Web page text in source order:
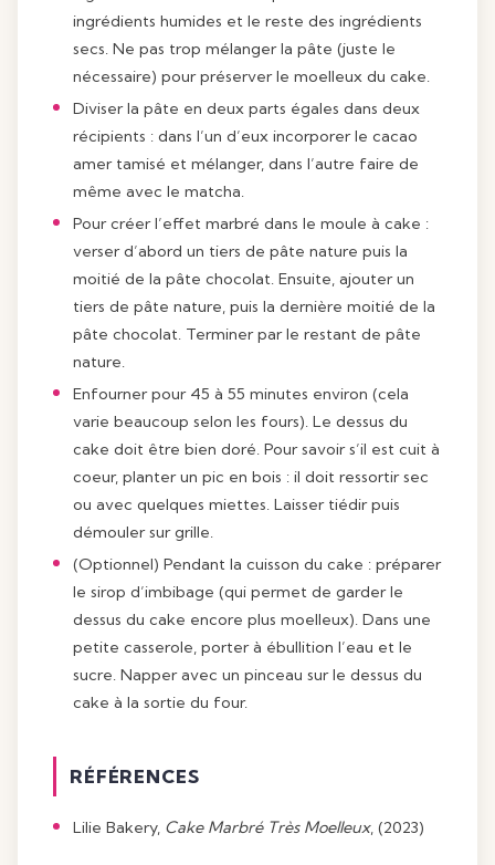
ingrédients humides et le reste des ingrédients
secs. Ne pas trop mélanger la pâte (juste le
nécessaire) pour préserver le moelleux du cake.
Diviser la pâte en deux parts égales dans deux
récipients : dans l’un d’eux incorporer le cacao
amer tamisé et mélanger, dans l’autre faire de
même avec le matcha.
Pour créer l’effet marbré dans le moule à cake :
verser d’abord un tiers de pâte nature puis la
moitié de la pâte chocolat. Ensuite, ajouter un
tiers de pâte nature, puis la dernière moitié de la
pâte chocolat. Terminer par le restant de pâte
nature.
Enfourner pour 45 à 55 minutes environ (cela
varie beaucoup selon les fours). Le dessus du
cake doit être bien doré. Pour savoir s’il est cuit à
coeur, planter un pic en bois : il doit ressortir sec
ou avec quelques miettes. Laisser tiédir puis
démouler sur grille.
(Optionnel) Pendant la cuisson du cake : préparer
le sirop d’imbibage (qui permet de garder le
dessus du cake encore plus moelleux). Dans une
petite casserole, porter à ébullition l’eau et le
sucre. Napper avec un pinceau sur le dessus du
cake à la sortie du four.
RÉFÉRENCES
Lilie Bakery, Cake Marbré Très Moelleux, (2023)